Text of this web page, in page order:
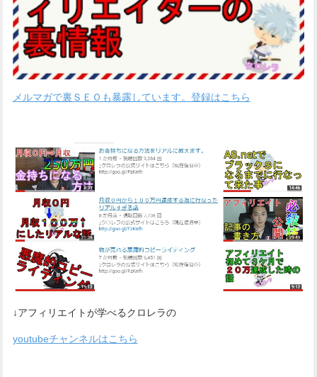
メルマガで裏ＳＥＯも暴露しています。登録はこちら
↓アフィリエイトが学べるクロレラの
youtubeチャンネルはこちら